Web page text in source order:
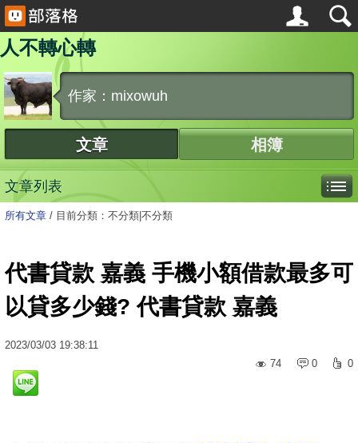
人不轉心轉
作家：mixowuh
文章 相簿
文章列表
所有文章 / 目前分類：不分類|不分類
代書貸款 嘉義 手機小額借款最多可
以貸多少錢? 代書貸款 嘉義
2023/03/03 19:38:11
74
0 0